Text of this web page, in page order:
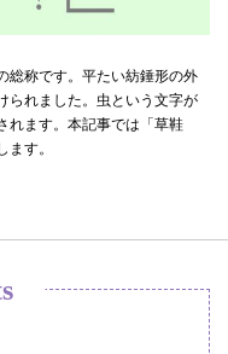
総称です。平たい紡錘形の外
られました。虫という文字が
れます。本記事では「草鞋
す。